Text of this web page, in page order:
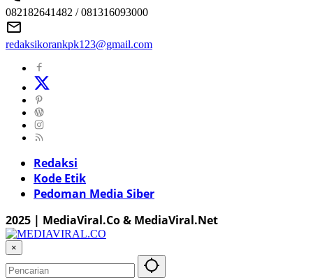
082182641482 / 081316093000
redaksikorankpk123@gmail.com
Redaksi
Kode Etik
Pedoman Media Siber
2025 | MediaViral.Co & MediaViral.Net
×